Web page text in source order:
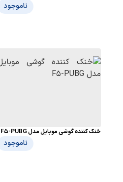
ناموجود
خنک کننده گوشی موبایل مدل F5-PUBG
ناموجود